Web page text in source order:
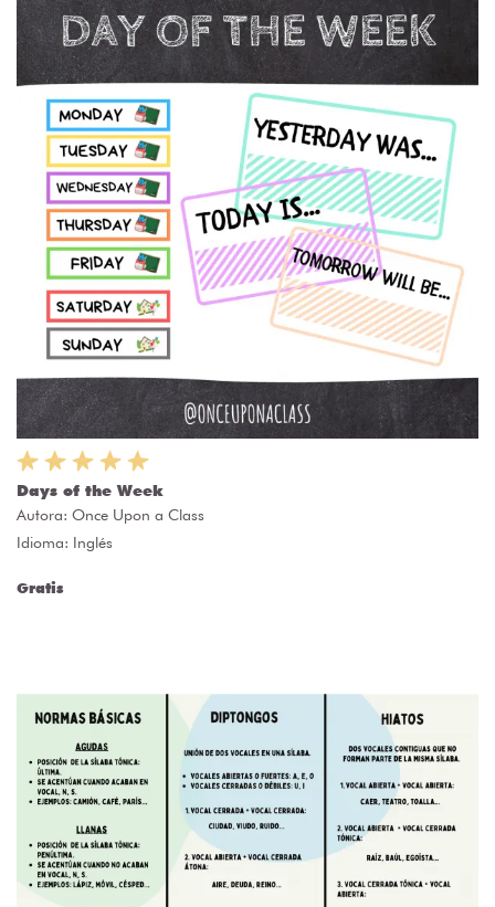
Days of the Week
Autora: Once Upon a Class
Idioma: Inglés
Gratis